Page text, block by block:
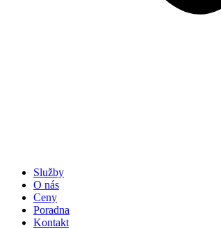
Služby
O nás
Ceny
Poradna
Kontakt